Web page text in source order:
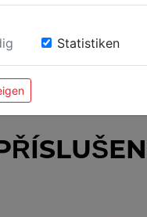
Statistiken